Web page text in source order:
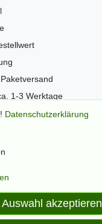
1-3 Werktage
verschlüsselt
Daten­schutz­erklärung
Auswahl akzeptieren